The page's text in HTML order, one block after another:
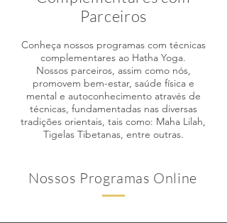
Parceiros
Conheça nossos programas com técnicas
complementares ao Hatha Yoga.
Nossos parceiros, assim como nós,
promovem bem-estar, saúde física e
mental e autoconhecimento através de
técnicas, fundamentadas nas diversas
tradições orientais, tais como: Maha Lilah,
Tigelas Tibetanas, entre outras.
Nossos Programas Online